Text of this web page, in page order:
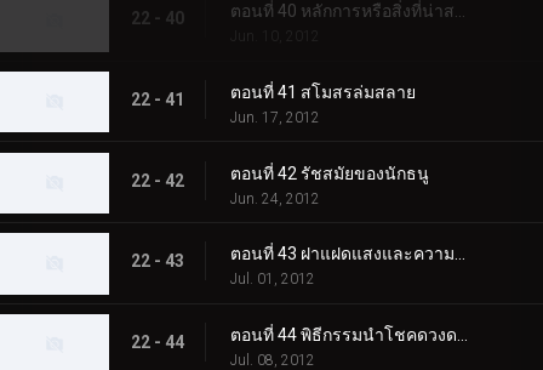
22 - 40 ตอนที่ 40 หลักการหรือสิ่งที่น่าสมเพช
Jun. 10, 2012
22 - 41 ตอนที่ 41 สโมสรล่มสลาย
Jun. 17, 2012
22 - 42 ตอนที่ 42 รัชสมัยของนักธนู
Jun. 24, 2012
22 - 43 ตอนที่ 43 ฝาแฝดแสงและความมืด
Jul. 01, 2012
22 - 44
Jul. 08, 2012